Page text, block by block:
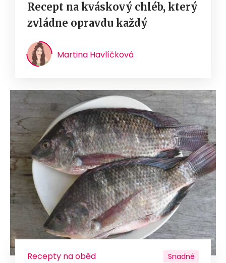
Recept na kváskový chléb, který
zvládne opravdu každý
Martina Havlíčková
Recepty na oběd Snadné